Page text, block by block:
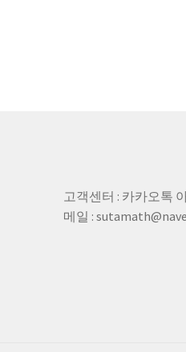
고객센터 : 카카오톡
메일 :